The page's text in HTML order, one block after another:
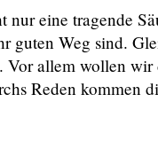
nur eine tragende
guten Weg sind.
Vor allem wollen
Reden kommen